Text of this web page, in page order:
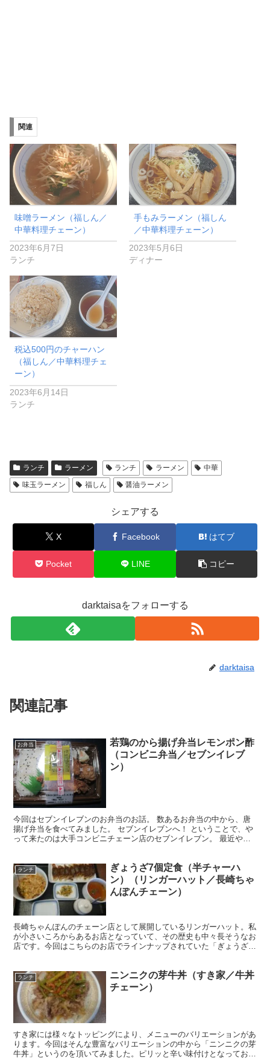
関連
味噌ラーメン（福しん／
中華料理チェーン）
2023年6月7日
ランチ
手もみラーメン（福しん
／中華料理チェーン）
2023年5月6日
ディナー
税込500円のチャーハン
（福しん／中華料理チェ
ーン）
2023年6月14日
ランチ
ランチ ラーメン ランチ ラーメン
中華
味玉ラーメン
福しん 醤油ラーメン
シェアする
X Facebook はてブ
Pocket LINE コピー
darktaisaをフォローする
darktaisa
関連記事
お弁当
若鶏のから揚げ弁当レモンポン酢
（コンビニ弁当／セブンイレブ
ン）
今回はセブンイレブンのお弁当のお話。 数あるお弁当の中から、唐
揚げ弁当を食べてみました。 セブンイレブンへ！ ということで、や
って来たのは大手コンビニチェーン店のセブンイレブン。 最近やた
ランチ
ぎょうざ7個定食（半チャーハ
ン）（リンガーハット／長崎ちゃ
んぽんチェーン）
長崎ちゃんぽんのチェーン店として展開しているリンガーハット。私
が小さいころからあるお店となっていて、その歴史も中々長そうなお
店です。今回はこちらのお店でラインナップされていた「ぎょうざ7
ランチ
ニンニクの芽牛丼（すき家／牛丼
チェーン）
すき家には様々なトッピングにより、メニューのバリエーションがあ
ります。今回はそんな豊富なバリエーションの中から「ニンニクの芽
牛丼」というのを頂いてみました。ピリッと辛い味付けとなってお